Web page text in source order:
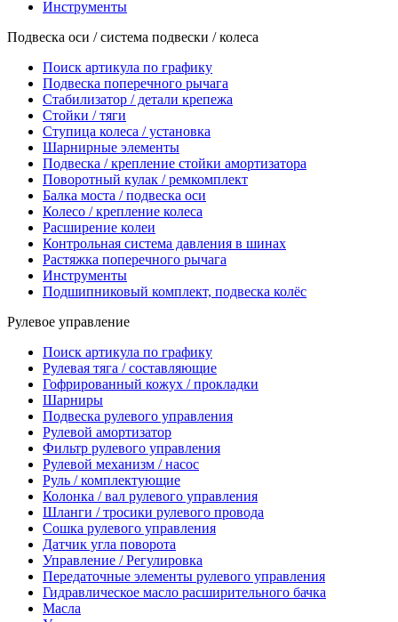
Инструменты
Подвеска оси / система подвески / колеса
Поиск артикула по графику
Подвеска поперечного рычага
Стабилизатор / детали крепежа
Стойки / тяги
Ступица колеса / установка
Шарнирные элементы
Подвеска / крепление стойки амортизатора
Поворотный кулак / ремкомплект
Балка моста / подвеска оси
Колесо / крепление колеса
Расширение колеи
Контрольная система давления в шинах
Растяжка поперечного рычага
Инструменты
Подшипниковый комплект, подвеска колёс
Рулевое управление
Поиск артикула по графику
Рулевая тяга / составляющие
Гофрированный кожух / прокладки
Шарниры
Подвеска рулевого управления
Рулевой амортизатор
Фильтр рулевого управления
Рулевой механизм / насос
Руль / комплектующие
Колонка / вал рулевого управления
Шланги / тросики рулевого провода
Сошка рулевого управления
Датчик угла поворота
Управление / Регулировка
Передаточные элементы рулевого управления
Гидравлическое масло расширительного бачка
Масла